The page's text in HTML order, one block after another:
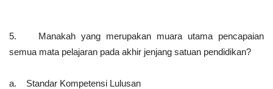
5. Manakah yang merupakan muara utama pencapaian
semua mata pelajaran pada akhir jenjang satuan pendidikan?
a. Standar Kompetensi Lulusan